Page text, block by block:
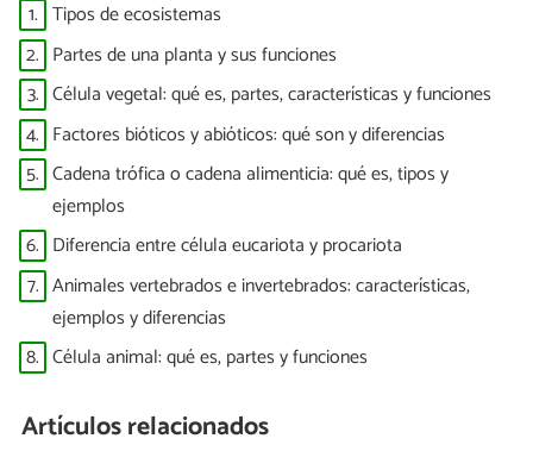
1. Tipos de ecosistemas
2. Partes de una planta y sus funciones
3. Célula vegetal: qué es, partes, características y funciones
4. Factores bióticos y abióticos: qué son y diferencias
5. Cadena trófica o cadena alimenticia: qué es, tipos y
ejemplos
6. Diferencia entre célula eucariota y procariota
7. Animales vertebrados e invertebrados: características,
ejemplos y diferencias
8. Célula animal: qué es, partes y funciones
Artículos relacionados